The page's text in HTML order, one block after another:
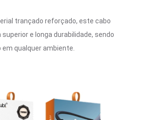
trançado reforçado, este cabo
e longa durabilidade, sendo
em qualquer ambiente.